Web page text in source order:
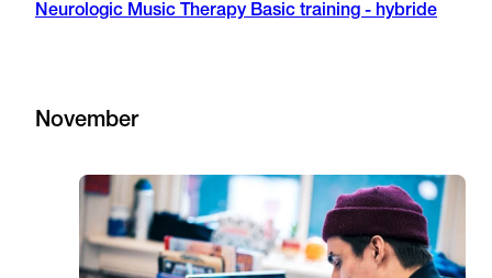
Neurologic Music Therapy Basic training - hybride
November